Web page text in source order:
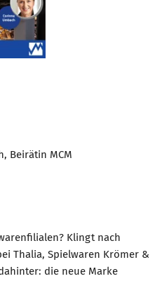
Beirätin MCM
Klingt nach
Thalia, Spielwaren Krömer &
die neue Marke